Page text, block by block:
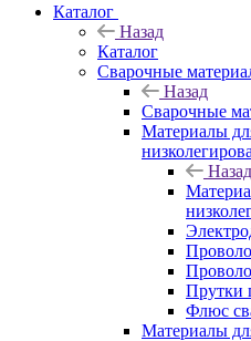
Каталог
Назад
Каталог
Сварочные
Назад
Сварочные
Материалы
Назад
Прутки
Флюс
Материалы